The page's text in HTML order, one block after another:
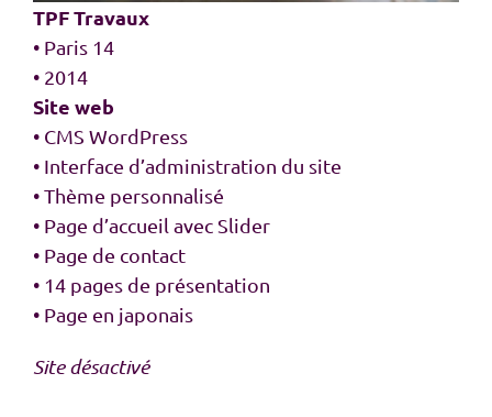
TPF Travaux
• Paris 14
• 2014
Site web
• CMS WordPress
• Interface d’administration du site
• Thème personnalisé
• Page d’accueil avec Slider
• Page de contact
• 14 pages de présentation
• Page en japonais
Site désactivé